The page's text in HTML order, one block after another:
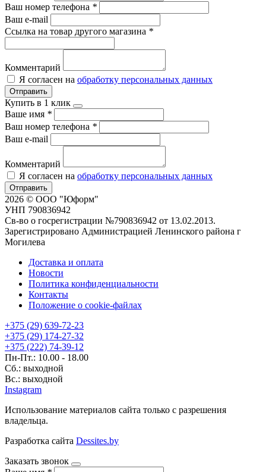
Ваш номер телефона *
Ваш e-mail
Ссылка на товар другого магазина *
Комментарий
Я согласен на обработку персональных данных
Отправить
Купить в 1 клик
Ваше имя *
Ваш номер телефона *
Ваш e-mail
Комментарий
Я согласен на обработку персональных данных
Отправить
2026 © ООО "Юформ"
УНП 790836942
Св-во о госрегистрации №790836942 от 13.02.2013.
Зарегистрировано Администрацией Ленинского района г
Могилева
Доставка и оплата
Новости
Политика конфиденциальности
Контакты
Положение о cookie-файлах
+375 (29) 639-72-23
+375 (29) 174-27-32
+375 (222) 74-39-12
Пн-Пт.: 10.00 - 18.00
Сб.: выходной
Вс.: выходной
Instagram
Использование материалов сайта только с разрешения
владельца.
Разработка сайта Dessites.by
Заказать звонок